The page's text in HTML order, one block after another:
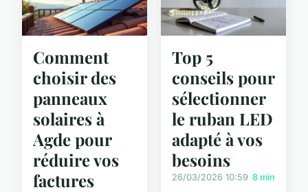
Comment
choisir des
panneaux
solaires à
Agde pour
réduire vos
factures
Top 5
conseils pour
sélectionner
le ruban LED
adapté à vos
besoins
26/03/2026 10:59 8 min